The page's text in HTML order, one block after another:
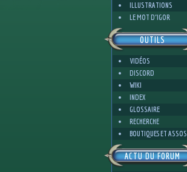
ILLUSTRATIONS
LE MOT D'IGOR
OUTILS
VIDÉOS
DISCORD
WIKI
INDEX
GLOSSAIRE
RECHERCHE
BOUTIQUES ET ASSOS
ACTU DU FORUM